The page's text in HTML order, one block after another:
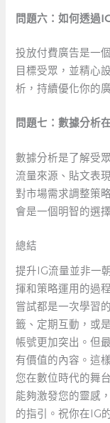
問題六：如何透過
投放付費廣告是一
目標受眾，並精心
析，持續優化你的
問題七：數據分析
數據分析是了解受
流量來源、貼文表
對市場需求調整策
會是一個明智的選
總結
提升IG流量並非一
揮和策略運用的過
嘗試都是一次學習
籤、定期互動，或
帳號更加突出。但
有價值的內容。這
您在數位時代的舞
能夠激發您的靈感
的指引。祝你在IG